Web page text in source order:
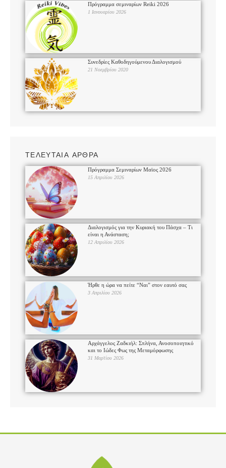
Πρόγραμμα σεμιναρίων Reiki 2026
1 Ιανουαρίου 2026
Συνεδρίες Καθοδηγούμενου Διαλογισμού
21 Νοεμβρίου 2020
ΤΕΛΕΥΤΑΙΑ ΑΡΘΡΑ
Πρόγραμμα Σεμιναρίων Μαϊος 2026
15 Απριλίου 2026
Διαλογισμός για την Κυριακή του Πάσχα – Τι
είναι η Ανάσταση;
12 Απριλίου 2026
Ήρθε η ώρα να πείτε “Ναι” στον εαυτό σας
3 Απριλίου 2026
Αρχάγγελος Ζαδκιήλ: Σπλήνα, Ανοσοποιητικό
και το Ιώδες Φως της Μεταμόρφωσης
31 Μαρτίου 2026